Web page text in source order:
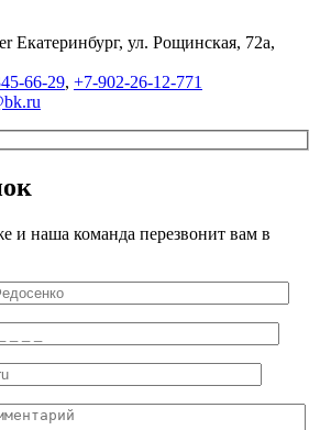
Екатеринбург, ул. Рощинская, 72а,
66-29, +7-902-26-12-771
и наша команда перезвонит вам в